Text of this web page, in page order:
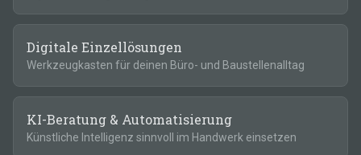
Digitale Einzellösungen
Werkzeugkasten für deinen Büro- und Baustellenalltag
KI-Beratung & Automatisierung
Künstliche Intelligenz sinnvoll im Handwerk einsetzen